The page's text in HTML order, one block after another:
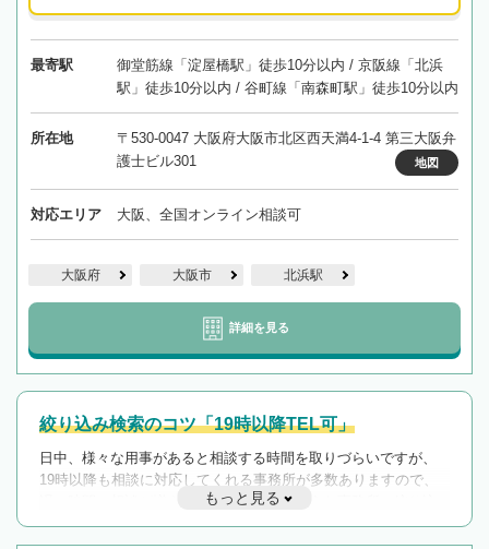
最寄駅
御堂筋線「淀屋橋駅」徒歩10分以内 / 京阪線「北浜
駅」徒歩10分以内 / 谷町線「南森町駅」徒歩10分以内
所在地
〒530-0047 大阪府大阪市北区西天満4-1-4 第三大阪弁
護士ビル301
地図
対応エリア 大阪、全国オンライン相談可
大阪府 大阪市 北浜駅
詳細を見る
絞り込み検索のコツ「19時以降TEL可」
日中、様々な用事があると相談する時間を取りづらいですが、
19時以降も相談に対応してくれる事務所が多数ありますので、
遅い時間の相談が増えそうな場合はそのような事務所に絞り込
んで検索してみましょう。
もっと見る